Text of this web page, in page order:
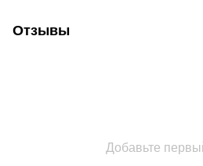
Отзывы
Добавьте